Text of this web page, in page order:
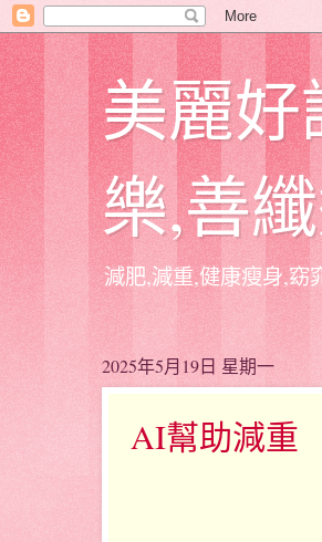
美麗好
樂,善
減肥,減重,健康瘦身,窈
2025年5月19日 星期一
AI幫助減重